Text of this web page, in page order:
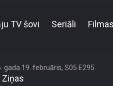
TV šovi Seriāli Filmas
gada 19. februāris, S05 E295
Ziņas